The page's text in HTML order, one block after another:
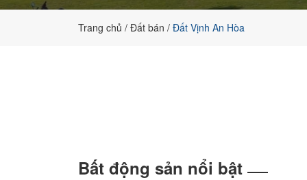
đất
nền
Trang chủ Đất bán Đất Vịnh An Hòa
Bất động sản nổi bật